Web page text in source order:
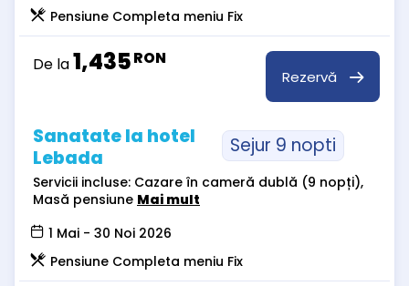
Pensiune Completa meniu Fix
De la1,435RON
Rezervă
Sanatate la hotel
Lebada
Sejur 9 nopti
Servicii incluse: Cazare în cameră dublă (9 nopți),
Masă pensiune Mai mult
1 Mai - 30 Noi 2026
Pensiune Completa meniu Fix